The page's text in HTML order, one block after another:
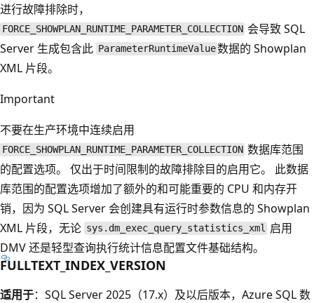
进行故障排除时，
FORCE_SHOWPLAN_RUNTIME_PARAMETER_COLLECTION 会导致 SQL
Server 生成包含此 ParameterRuntimeValue数据的 Showplan
XML 片段。
Important
不要在生产环境中连续启用
FORCE_SHOWPLAN_RUNTIME_PARAMETER_COLLECTION 数据库范围
的配置选项。 仅出于时间限制的故障排除目的启用它。 此数据
库范围的配置选项增加了额外的和可能重要的 CPU 和内存开
销，因为 SQL Server 会创建具有运行时参数信息的 Showplan
XML 片段，无论 sys.dm_exec_query_statistics_xml 启用
DMV 还是轻型查询执行统计信息配置文件基础结构。
FULLTEXT_INDEX_VERSION
适用于：SQL Server 2025（17.x）及以后版本，Azure SQL 数